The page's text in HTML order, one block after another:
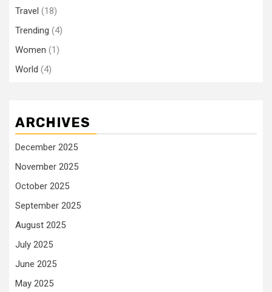
Travel (18)
Trending (4)
Women (1)
World (4)
ARCHIVES
December 2025
November 2025
October 2025
September 2025
August 2025
July 2025
June 2025
May 2025